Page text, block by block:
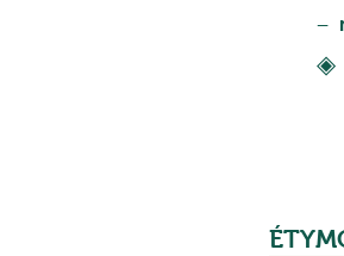
‒
◈